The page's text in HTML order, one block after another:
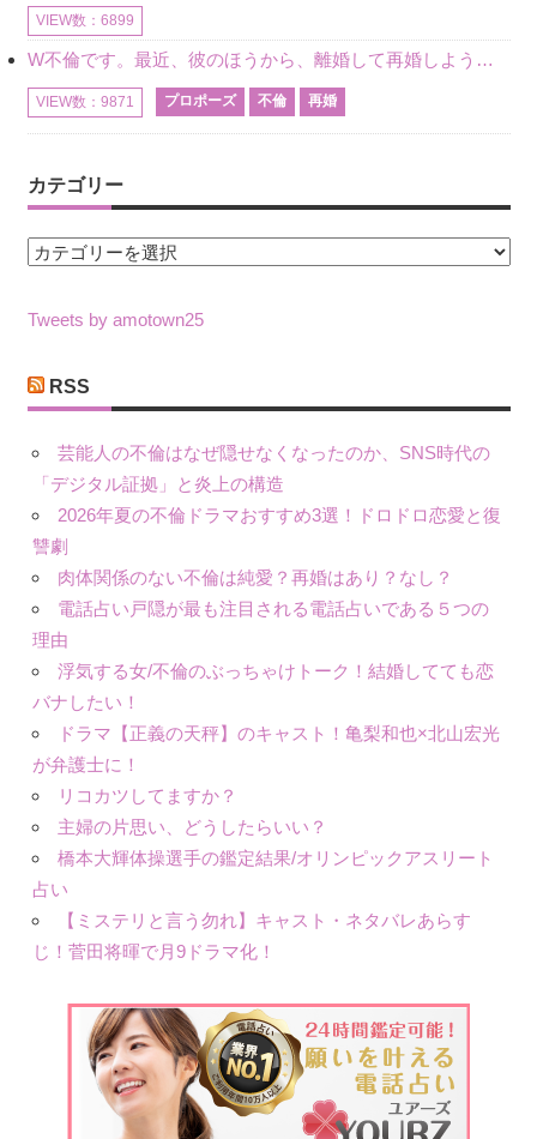
VIEW数：6899
W不倫です。最近、彼のほうから、離婚して再婚しよう、と言ってきました。ハッキリいうと、そこまでは考えていませんでした。彼を好きな気持ちはあるし、彼なしの生活は考えられません。だけど、離婚して再婚すると
VIEW数：9871 プロポーズ 不倫 再婚
カテゴリー
カ
ゴ
ー
Tweets by amotown25
RSS
芸能人の不倫はなぜ隠せなくなったのか、SNS時代の
「デジタル証拠」と炎上の構造
2026年夏の不倫ドラマおすすめ3選！ドロドロ恋愛と復
讐劇
肉体関係のない不倫は純愛？再婚はあり？なし？
電話占い戸隠が最も注目される電話占いである５つの
理由
浮気する女/不倫のぶっちゃけトーク！結婚してても恋
バナしたい！
ドラマ【正義の天秤】のキャスト！亀梨和也×北山宏光
が弁護士に！
リコカツしてますか？
主婦の片思い、どうしたらいい？
橋本大輝体操選手の鑑定結果/オリンピックアスリート
占い
【ミステリと言う勿れ】キャスト・ネタバレあらす
じ！菅田将暉で月9ドラマ化！